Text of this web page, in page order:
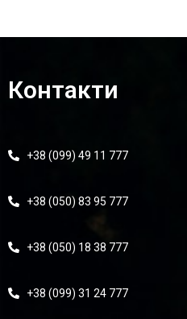
Контакти
+38 (099) 49 11 777
+38 (050) 83 95 777
+38 (050) 18 38 777
+38 (099) 31 24 777